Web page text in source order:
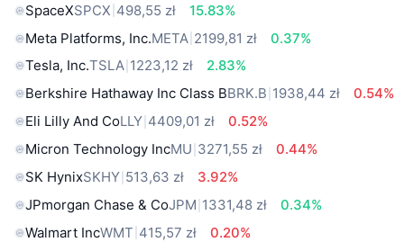
SpaceXSPCX 498,55 zł
15.83%
Meta Platforms, Inc.META 2199,81 zł
0.37%
Tesla, Inc.TSLA 1223,12 zł
2.83%
Berkshire Hathaway Inc Class BBRK.B 1938,44 zł
0.54%
Eli Lilly And CoLLY 4409,01 zł
0.52%
Micron Technology IncMU 3271,55 zł
0.44%
SK HynixSKHY 513,63 zł
3.92%
JPmorgan Chase & CoJPM 1331,48 zł
0.34%
Walmart IncWMT 415,57 zł 0.20%